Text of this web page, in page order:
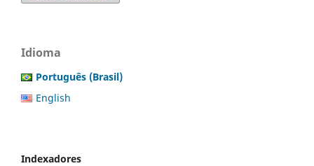
Idioma
Português (Brasil)
English
Indexadores